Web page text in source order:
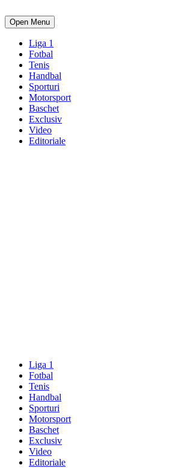
Open Menu
Liga 1
Fotbal
Tenis
Handbal
Sporturi
Motorsport
Baschet
Exclusiv
Video
Editoriale
Liga 1
Fotbal
Tenis
Handbal
Sporturi
Motorsport
Baschet
Exclusiv
Video
Editoriale